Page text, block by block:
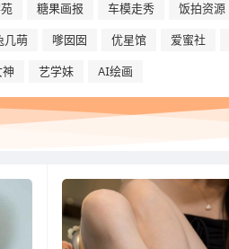
糖果画报 车模走秀 饭拍资源
几萌 嗲囡囡 优星馆 爱蜜社
艺学妹 AI绘画